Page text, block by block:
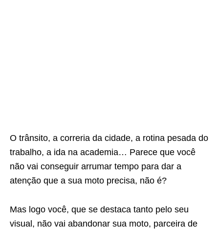
O trânsito, a correria da cidade, a rotina pesada do
trabalho, a ida na academia… Parece que você
não vai conseguir arrumar tempo para dar a
atenção que a sua moto precisa, não é?
Mas logo você, que se destaca tanto pelo seu
visual, não vai abandonar sua moto, parceira de